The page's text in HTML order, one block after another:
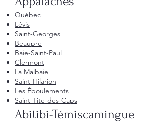
Québec
Lévis
Saint-Georges
Beaupre
Baie-Saint-Paul
Clermont
La Malbaie
Saint-Hilarion
Les Éboulements
Saint-Tite-des-Caps
Abitibi-Témiscamingue